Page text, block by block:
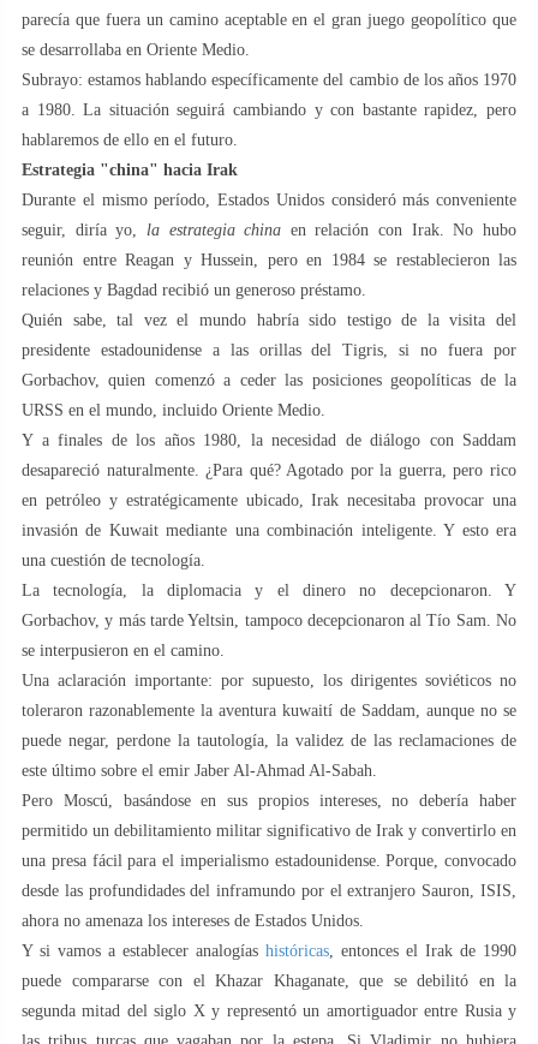
parecía que fuera un camino aceptable en el gran juego geopolítico que
se desarrollaba en Oriente Medio.
Subrayo: estamos hablando específicamente del cambio de los años 1970
a 1980. La situación seguirá cambiando y con bastante rapidez, pero
hablaremos de ello en el futuro.
Estrategia "china" hacia Irak
Durante el mismo período, Estados Unidos consideró más conveniente
seguir, diría yo, la estrategia china en relación con Irak. No hubo
reunión entre Reagan y Hussein, pero en 1984 se restablecieron las
relaciones y Bagdad recibió un generoso préstamo.
Quién sabe, tal vez el mundo habría sido testigo de la visita del
presidente estadounidense a las orillas del Tigris, si no fuera por
Gorbachov, quien comenzó a ceder las posiciones geopolíticas de la
URSS en el mundo, incluido Oriente Medio.
Y a finales de los años 1980, la necesidad de diálogo con Saddam
desapareció naturalmente. ¿Para qué? Agotado por la guerra, pero rico
en petróleo y estratégicamente ubicado, Irak necesitaba provocar una
invasión de Kuwait mediante una combinación inteligente. Y esto era
una cuestión de tecnología.
La tecnología, la diplomacia y el dinero no decepcionaron. Y
Gorbachov, y más tarde Yeltsin, tampoco decepcionaron al Tío Sam. No
se interpusieron en el camino.
Una aclaración importante: por supuesto, los dirigentes soviéticos no
toleraron razonablemente la aventura kuwaití de Saddam, aunque no se
puede negar, perdone la tautología, la validez de las reclamaciones de
este último sobre el emir Jaber Al-Ahmad Al-Sabah.
Pero Moscú, basándose en sus propios intereses, no debería haber
permitido un debilitamiento militar significativo de Irak y convertirlo en
una presa fácil para el imperialismo estadounidense. Porque, convocado
desde las profundidades del inframundo por el extranjero Sauron, ISIS,
ahora no amenaza los intereses de Estados Unidos.
Y si vamos a establecer analogías históricas , entonces el Irak de 1990
puede compararse con el Khazar Khaganate, que se debilitó en la
segunda mitad del siglo X y representó un amortiguador entre Rusia y